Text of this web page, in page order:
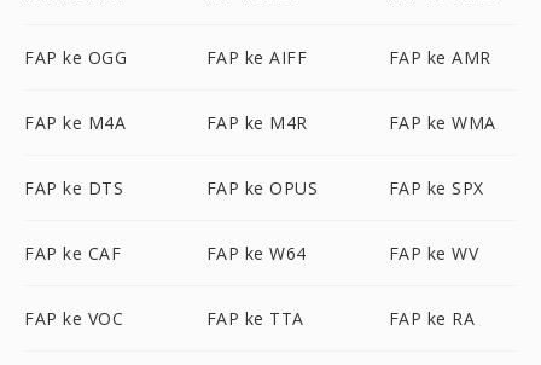
FAP ke OGG FAP ke AIFF FAP ke AMR
FAP ke M4A FAP ke M4R FAP ke WMA
FAP ke DTS FAP ke OPUS FAP ke SPX
FAP ke CAF FAP ke W64 FAP ke WV
FAP ke VOC FAP ke TTA FAP ke RA